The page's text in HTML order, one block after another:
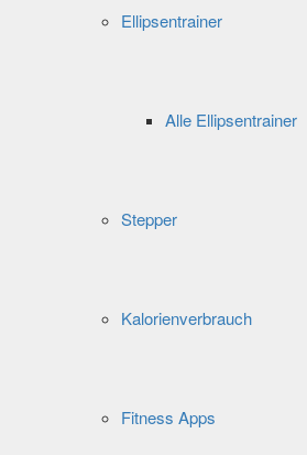
Ellipsentrainer
Alle Ellipsentrainer
Stepper
Kalorienverbrauch
Fitness Apps